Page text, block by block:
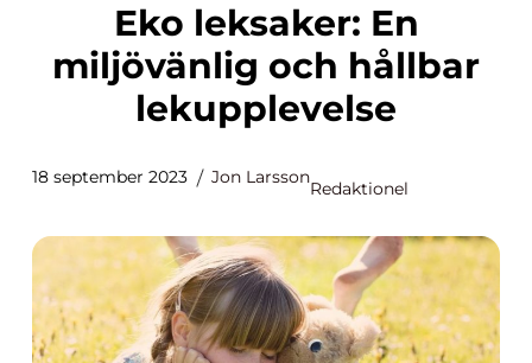
Eko leksaker: En
miljövänlig och hållbar
lekupplevelse
18 september 2023 Jon Larsson
Redaktionel